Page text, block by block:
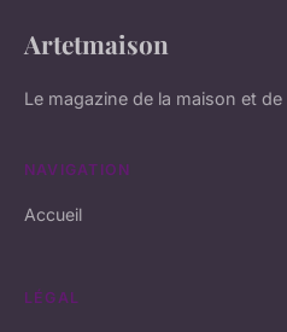
Artetmaison
Le magazine de la maison et
NAVIGATION
Accueil
LÉGAL